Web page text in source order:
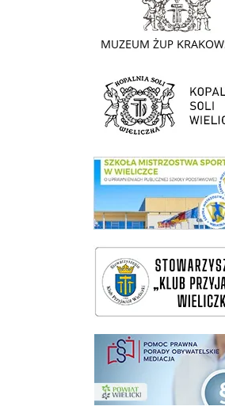
link do strony Kopalni Soli Wieliczka
link do SMS Wieliczka
wieliczka-wieliczanie na bis
pomoc prawna wieliczka